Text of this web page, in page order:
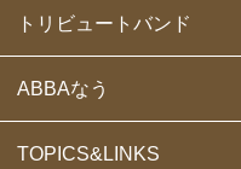
トリビュートバンド
ABBAなう
TOPICS&LINKS